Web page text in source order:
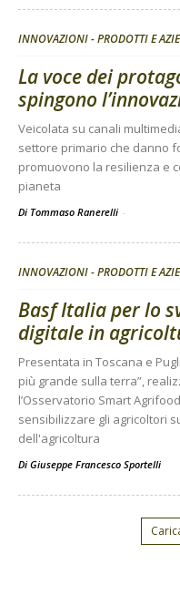
INNOVAZIONI - PRODOTTI E
La voce dei
spingono
Veicolata su canali
settore primario che danno
promuovono la resilienza e
pianeta
Di Tommaso Ranerelli -
INNOVAZIONI - PRODOTTI E
Basf Italia per lo
digitale in
Presentata in Toscana e
più grande sulla terra”,
l’Osservatorio Smart
sensibilizzare gli agricoltori
dell'agricoltura
Di Giuseppe Francesco Sportelli